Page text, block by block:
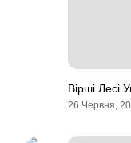
Вірші Лесі
26 Червня,